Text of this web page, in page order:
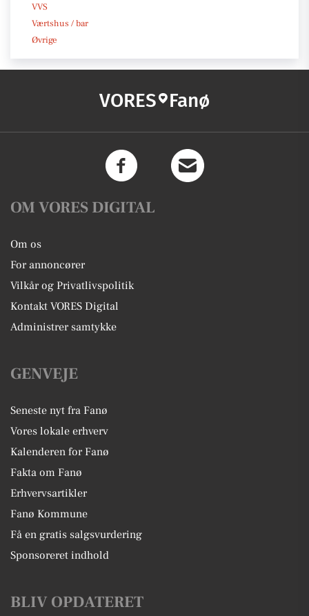
VVS
Værtshus / bar
Øvrige
VORES Fanø
OM VORES DIGITAL
Om os
For annoncører
Vilkår og Privatlivspolitik
Kontakt VORES Digital
Administrer samtykke
GENVEJE
Seneste nyt fra Fanø
Vores lokale erhverv
Kalenderen for Fanø
Fakta om Fanø
Erhvervsartikler
Fanø Kommune
Få en gratis salgsvurdering
Sponsoreret indhold
BLIV OPDATERET